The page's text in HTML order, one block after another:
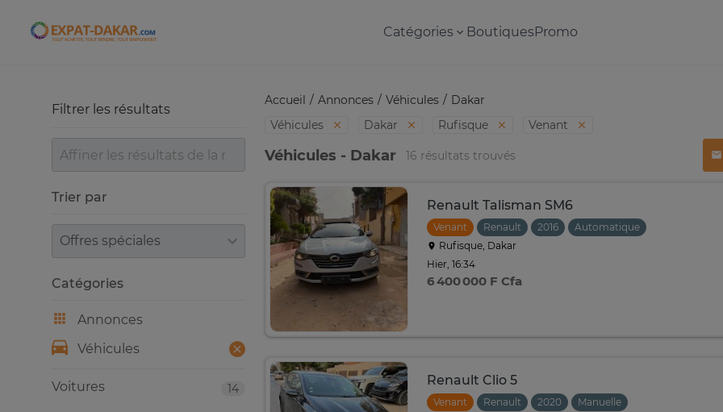
Expat-Dakar Catégories BoutiquesPromo
Accueil Annonces Véhicules
Dakar
Véhicules
Dakar Rufisque Venant
Véhicules - Dakar 16 résultats trouvés
Renault Talisman SM6
Venant Renault 2016
Automatique
Rufisque, Dakar
Hier, 16:34
6 400 000 F Cfa
Renault Clio 5
Venant Renault 2020
Manuelle
Filtrer les résultats
Trier par
Trier par
Catégories
Annonces
Véhicules
14
Voitures